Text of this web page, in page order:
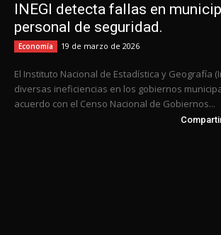
INEGI detecta fallas en
personal de seguridad.
Economía 19 de marzo de 2026
El Instituto Nacional de Estadística y Geografía
diversas ineficiencias en los gobiernos
acuerdo con el Censo Nacional de Gobiernos...